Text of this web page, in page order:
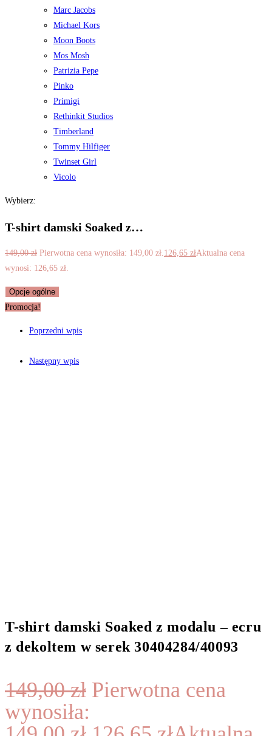
Marc Jacobs
Michael Kors
Moon Boots
Mos Mosh
Patrizia Pepe
Pinko
Primigi
Rethinkit Studios
Timberland
Tommy Hilfiger
Twinset Girl
Vicolo
Wybierz:
T-shirt damski Soaked z…
149,00zł Pierwotna cena wynosiła: 149,00 zł.126,65 złAktualna cena
wynosi: 126,65 zł.
Opcje ogólne
Promocja!
Poprzedni wpis
Następny wpis
T-shirt damski Soaked z modalu – ecru
z dekoltem w serek 30404284/40093
149,00zł Pierwotna cena
wynosiła: